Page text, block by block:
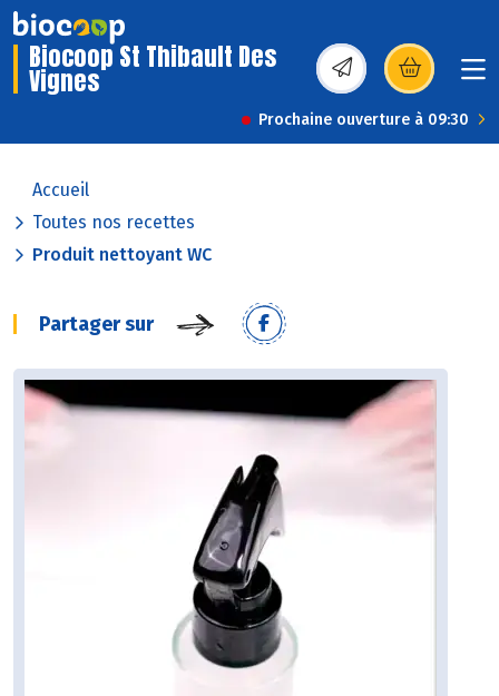
Biocoop St Thibault Des
Vignes (s’ouvre dans une
Prochaine ouverture à 09:30
Accueil
Toutes nos recettes
Produit nettoyant WC
Partager sur